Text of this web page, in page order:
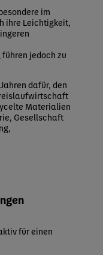
im
ihre Leichtigkeit,
jedoch zu
dafür, den
Materialien
Gesellschaft
für einen